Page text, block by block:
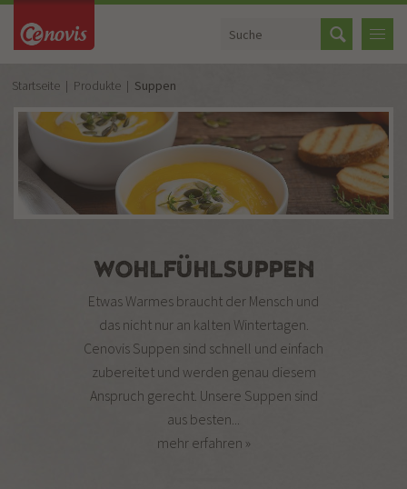
Startseite Produkte Suppen
WOHLFÜHLSUPPEN
Etwas Warmes braucht der Mensch und
das nicht nur an kalten Wintertagen.
Cenovis Suppen sind schnell und einfach
zubereitet und werden genau diesem
Anspruch gerecht. Unsere Suppen sind
aus besten...